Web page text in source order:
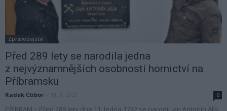
Zpravodajství
Před 289 lety se narodila jedna
z nejvýznamnějších osobností hornictví na
Příbramsku
Radek Ctibor 0
PŘÍBRAM – Před 289 lety dne 11. ledna 1732 se narodil Jan Antonín Alis,